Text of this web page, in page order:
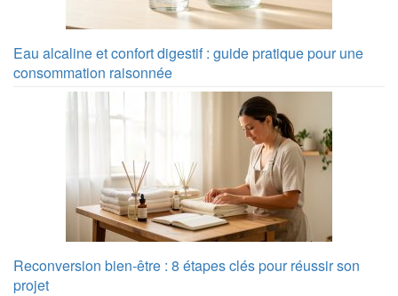
Eau alcaline et confort digestif : guide pratique pour une
consommation raisonnée
Reconversion bien-être : 8 étapes clés pour réussir son
projet